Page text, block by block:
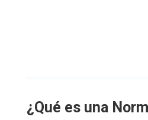
¿Qué es una